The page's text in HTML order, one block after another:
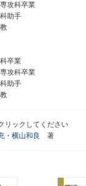
攻科卒業
助手
卒業
攻科卒業
助手
リックしてください
・ 横山和良 著